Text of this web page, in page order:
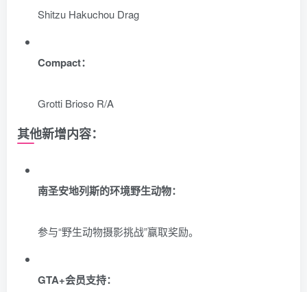
Shitzu Hakuchou Drag
Compact：
Grotti Brioso R/A
其他新增内容：
南圣安地列斯的环境野生动物：
参与“野生动物摄影挑战”赢取奖励。
GTA+会员支持：